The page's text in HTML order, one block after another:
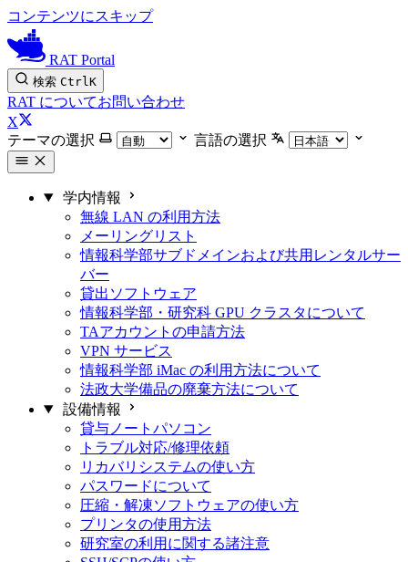
コンテンツにスキップ
RAT Portal
検索 CtrlK
RAT についてお問い合わせ
X
テーマの選択
言語の選択
学内情報
無線 LAN の利用方法
メーリングリスト
情報科学部サブドメインおよび共用レンタルサー
バー
貸出ソフトウェア
情報科学部・研究科 GPU クラスタについて
TAアカウントの申請方法
VPN サービス
情報科学部 iMac の利用方法について
法政大学備品の廃棄方法について
設備情報
貸与ノートパソコン
トラブル対応/修理依頼
リカバリシステムの使い方
パスワードについて
圧縮・解凍ソフトウェアの使い方
プリンタの使用方法
研究室の利用に関する諸注意